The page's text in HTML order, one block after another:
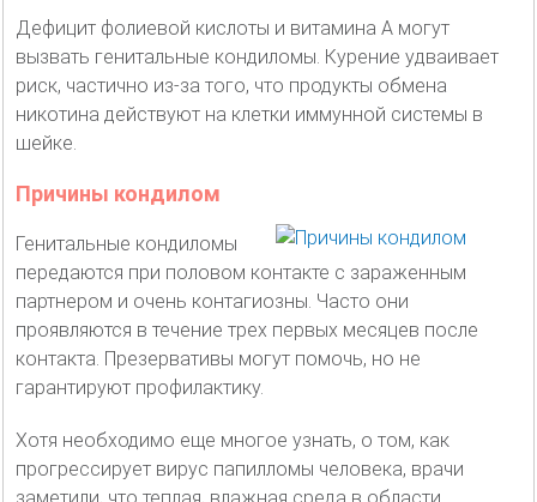
Дефицит фолиевой кислоты и витамина А могут
вызвать генитальные кондиломы. Курение удваивает
риск, частично из-за того, что продукты обмена
никотина действуют на клетки иммунной системы в
шейке.
Причины кондилом
Генитальные кондиломы
передаются при половом контакте с зараженным
партнером и очень контагиозны. Часто они
проявляются в течение трех первых месяцев после
контакта. Презервативы могут помочь, но не
гарантируют профилактику.
Хотя необходимо еще многое узнать, о том, как
прогрессирует вирус папилломы человека, врачи